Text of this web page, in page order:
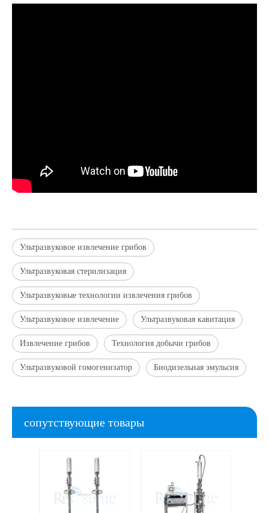
Ультразвуковое извлечение грибов
Ультразвуковая стерилизация
Ультразвуковые технологии извлечения грибов
Ультразвуковое извлечение Ультразвуковая кавитация
Извлечение грибов Технология добычи грибов
Ультразвуковой гомогенизатор Биодизельная эмульсия
сопутствующие товары